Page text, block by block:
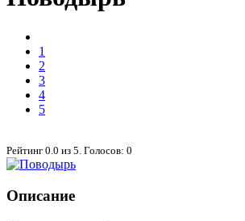
1
2
3
4
5
Рейтинг 0.0 из 5 . Голосов: 0
Описание